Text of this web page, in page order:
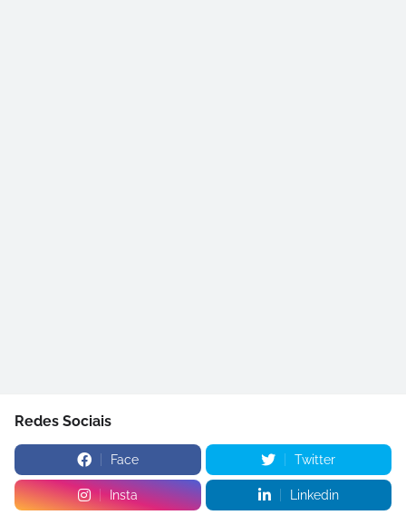
Redes Sociais
Face Twitter
Insta Linkedin